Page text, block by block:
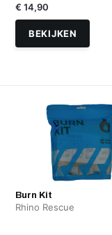
€ 14,90
BEKIJKEN
Burn Kit
Rhino Rescue